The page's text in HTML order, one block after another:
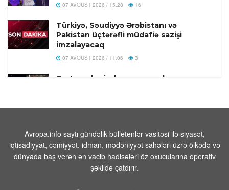
07 AVQUST 2026 / 15:28 16
Türkiyə, Səudiyyə Ərəbistanı və
Pakistan üçtərəfli müdafiə sazişi
imzalayacaq
07 AVQUST 2026 / 11:06 3
Tərtər şəhərində ər və arvadın yanaraq
Beyləqanda 18 yaşlı gənc kanalda
bataraq ölüb
07 AVQUST 2026 / 10:04 14
Rusiya səmasında gecə ərzində 203
Avropa.info saytı gündəlik bülletenlər vasitəsi ilə siyasət,
iqtisadiyyat, cəmiyyət, idman, mədəniyyət sahələri üzrə ölkədə və
dünyada baş verən ən vacib hadisələri öz oxucularına operativ
şəkildə çatdırır.